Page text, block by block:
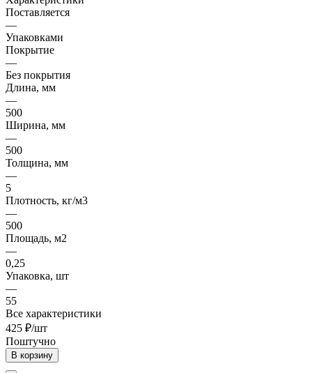
Поставляется
—
Упаковками
Покрытие
—
Без покрытия
Длина, мм
—
500
Ширина, мм
—
500
Толщина, мм
—
5
Плотность, кг/м3
—
500
Площадь, м2
—
0,25
Упаковка, шт
—
55
Все характеристики
425 ₽/шт
Поштучно
В корзину